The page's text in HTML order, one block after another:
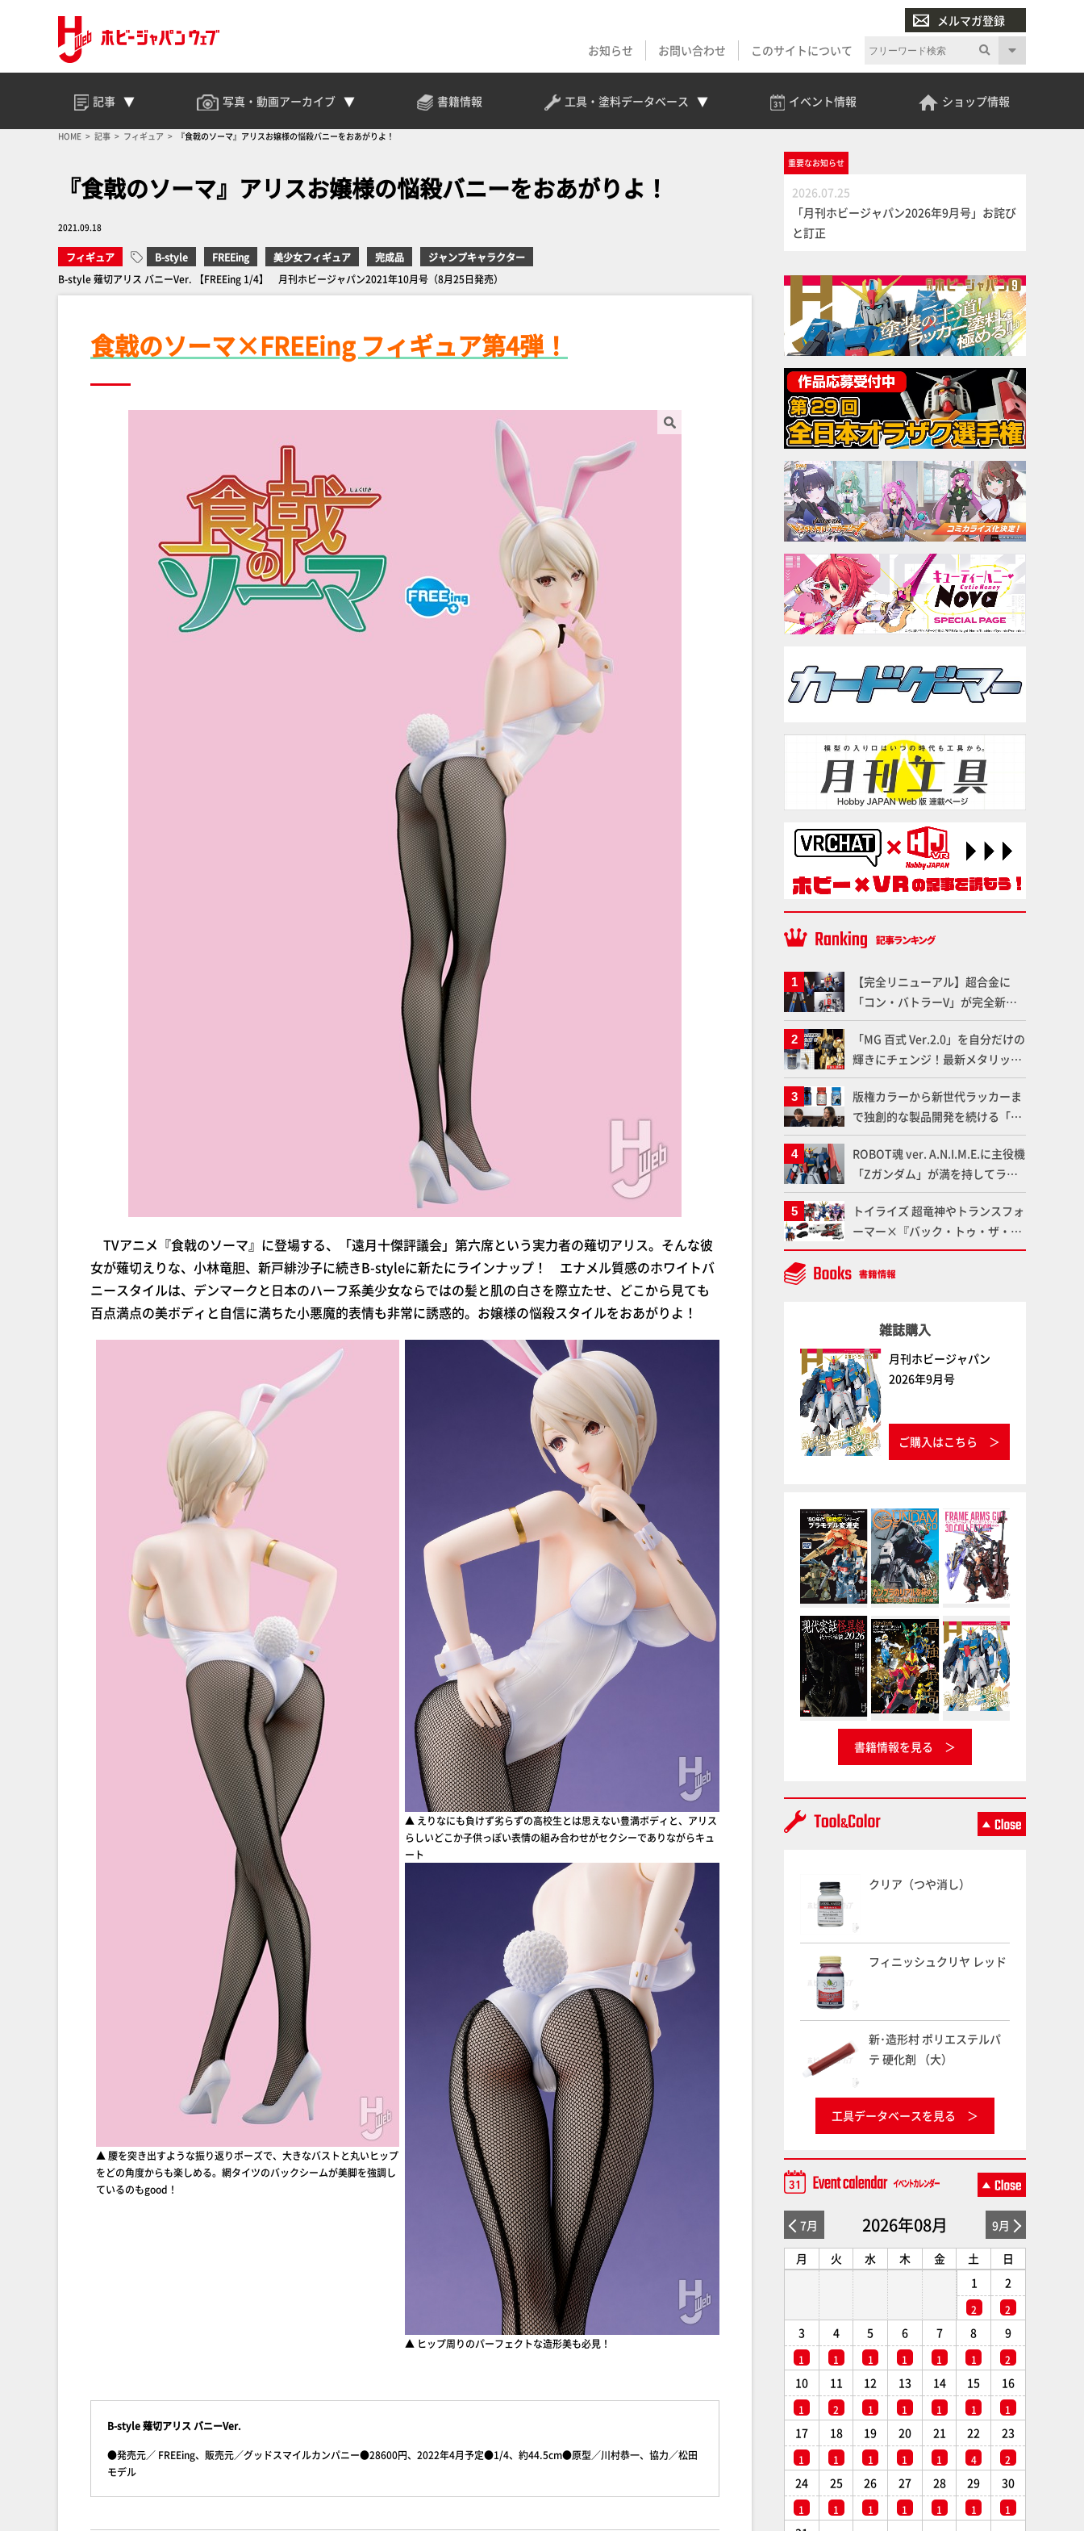
メルマガ登録
お知らせ
お問い合わせ このサイトについて
記事 写真・動画アーカイブ 書籍情報 工具・塗料データベース イベント情報 ショップ情報
HOME 記事 フィギュア 『食戟のソーマ』アリスお嬢様の悩殺バニーをおあがりよ！
『食戟のソーマ』アリスお嬢様の悩殺バニーをおあがりよ！
2021.09.18
フィギュア B-style FREEing 美少女フィギュア 完成品
ジャンプキャラクター
B-style 薙切アリス バニーVer. 【FREEing 1/4】 月刊ホビージャパン2021年10月号（8月25日発売）
食戟のソーマ×FREEing フィギュア第4弾！
TVアニメ『食戟のソーマ』に登場する、「遠月十傑評議会」第六席という実力者の薙切アリス。そんな彼
女が薙切えりな、小林竜胆、新戸緋沙子に続きB-styleに新たにラインナップ！ エナメル質感のホワイトバ
ニースタイルは、デンマークと日本のハーフ系美少女ならではの髪と肌の白さを際立たせ、どこから見ても
百点満点の美ボディと自信に満ちた小悪魔的表情も非常に誘惑的。お嬢様の悩殺スタイルをおあがりよ！
▲ 腰を突き出すような振り返りポーズで、大きなバストと丸いヒップ
をどの角度からも楽しめる。網タイツのバックシームが美脚を強調し
ているのもgood！
▲ えりなにも負けず劣らずの高校生とは思えない豊満ボディと、アリス
らしいどこか子供っぽい表情の組み合わせがセクシーでありながらキュ
ート
▲ ヒップ周りのパーフェクトな造形美も必見！
B-style 薙切アリス バニーVer.
●発売元／ FREEing、販売元／グッドスマイルカンパニー●28600円、2022年4月予定●1/4、約44.5cm●原型／川村恭一、協力／松田
モデル
重要なお知らせ
2026.07.25
「月刊ホビージャパン2026年9月号」お詫び
と訂正
【完全リニューアル】超合金に
「コン・バトラーV」が完全新規
造形で登場！気になる仕様を試作
品の撮り下ろしでご紹介!!さらに
「大鉄人17」＆「ワンエイト」セ
ット情報もお届け！【超合金の
魂】
「MG 百式 Ver.2.0」を自分だけの
輝きにチェンジ！最新メタリック
塗料を使ってより金属感を増した
仕上がりに!!【試し読み】
版権カラーから新世代ラッカーま
で独創的な製品開発を続ける「ガ
イアノーツ」に塗料開発の裏側と
ラッカー塗料の未来についてイン
タビュー！
ROBOT魂 ver. A.N.I.M.E.に主役機
「Zガンダム」が満を持してライ
ンナップ！ウェイブライダーへの
変形、劇中どおりのプロポーショ
ンを再現【機動戦士Zガンダム】
トイライズ 超竜神やトランスフォ
ーマー×『バック・トゥ・ザ・フ
ューチャー』コラボアイテムな
ど、タカラトミーの注目アイテム
雑誌購入
月刊ホビージャパン
2026年9月号
ご購入はこちら
書籍情報を見る
クリア（つや消し）
フィニッシュクリヤ レッド
新･造形村 ポリエステルパ
テ 硬化剤 （大）
工具データベースを見る
7月 2026年08月 9月
月 火 水 木 金 土
日
1
2
2
2
3
1
4
1
5
1
6
1
7
1
8
1
9
2
10
1
11
2
12
1
13
1
14
1
15
1
16
1
17
1
18
1
19
1
20
1
21
1
22
4
23
2
24
1
25
1
26
1
27
1
28
1
29
1
30
1